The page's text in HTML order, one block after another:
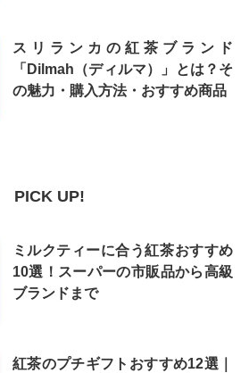
スリランカの紅茶ブランド
「Dilmah（ディルマ）」とは？そ
の魅力・購入方法・おすすめ商品
PICK UP!
ミルクティーに合う紅茶おすすめ
10選！スーパーの市販品から高級
ブランドまで
紅茶のプチギフトおすすめ12選｜